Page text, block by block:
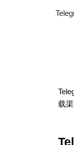
载